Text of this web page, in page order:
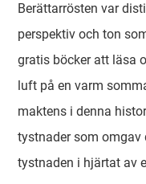
Berättarrösten var
perspektiv och ton
gratis böcker att läsa
luft på en varm
maktens i denna
tystnader som omgav
tystnaden i hjärtat av